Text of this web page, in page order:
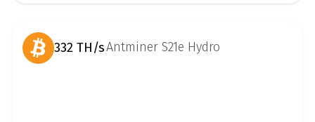
332 TH/s